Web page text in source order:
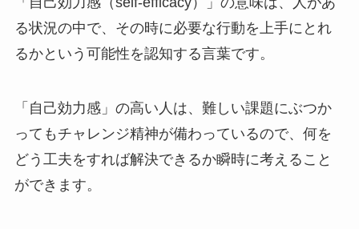
る状況の中で、その時に必要な行動を上手にとれ
るかという可能性を認知する言葉です。
「自己効力感」の高い人は、難しい課題にぶつか
ってもチャレンジ精神が備わっているので、何を
どう工夫をすれば解決できるか瞬時に考えること
ができます。